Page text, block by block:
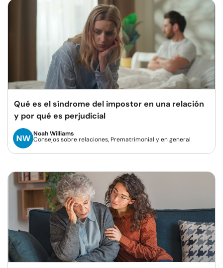
Qué es el síndrome del impostor en una relación
y por qué es perjudicial
Noah Williams
Consejos sobre relaciones, Prematrimonial y en general